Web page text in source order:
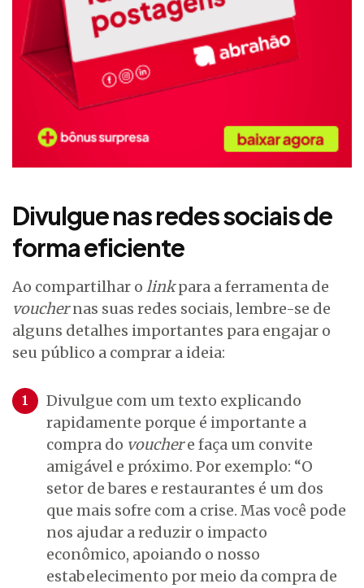
Divulgue nas redes sociais de
forma eficiente
Ao compartilhar o linkpara a ferramenta de
vouchernas suas redes sociais, lembre-se de
alguns detalhes importantes para engajar o
seu público a comprar a ideia:
Divulgue com um texto explicando
rapidamente porque é importante a
compra do vouchere faça um convite
amigável e próximo. Por exemplo: “O
setor de bares e restaurantes é um dos
que mais sofre com a crise. Mas você pode
nos ajudar a reduzir o impacto
econômico, apoiando o nosso
estabelecimento por meio da compra de